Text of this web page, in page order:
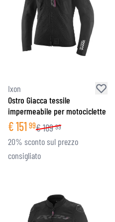
Ixon
Ostro Giacca tessile
impermeabile per motociclette
€151 99€189 99
20% sconto sul prezzo
consigliato